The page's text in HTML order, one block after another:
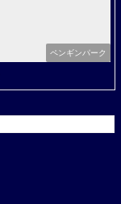
ペンギンパーク